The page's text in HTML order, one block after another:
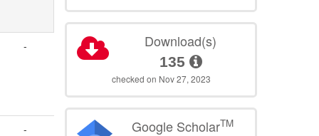
-
-
Download(s)
135
checked on Nov 27, 2023
Google ScholarTM